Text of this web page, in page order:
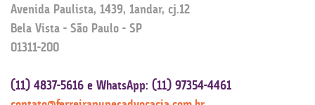
Avenida Paulista, 1439, 1andar, cj.12
Bela Vista - São Paulo - SP
01311-200
(11) 4837-5616 e WhatsApp: (11) 97354-4461